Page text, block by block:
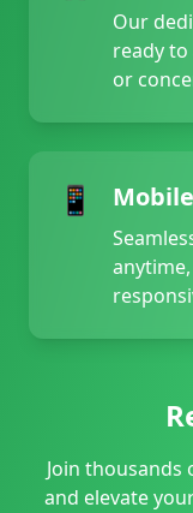
Our
ready
or
📱
Join thousands
and elevate